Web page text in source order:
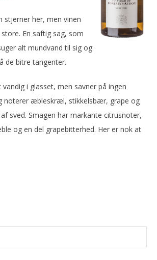
her, men vinen
En saftig sag, som
alt mundvand til sig og
de bitre tangenter.
i glasset, men savner på ingen
noterer æbleskræl, stikkelsbær, grape og
sved. Smagen har markante citrusnoter,
og en del grapebitterhed. Her er nok at